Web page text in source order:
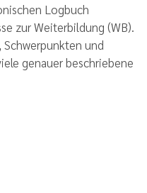
Logbuch
zur Weiterbildung (WB).
und
genauer beschriebene